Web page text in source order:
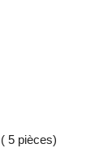
5 pièces)